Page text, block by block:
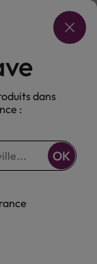
Choisir ma cave
dans
:
OK